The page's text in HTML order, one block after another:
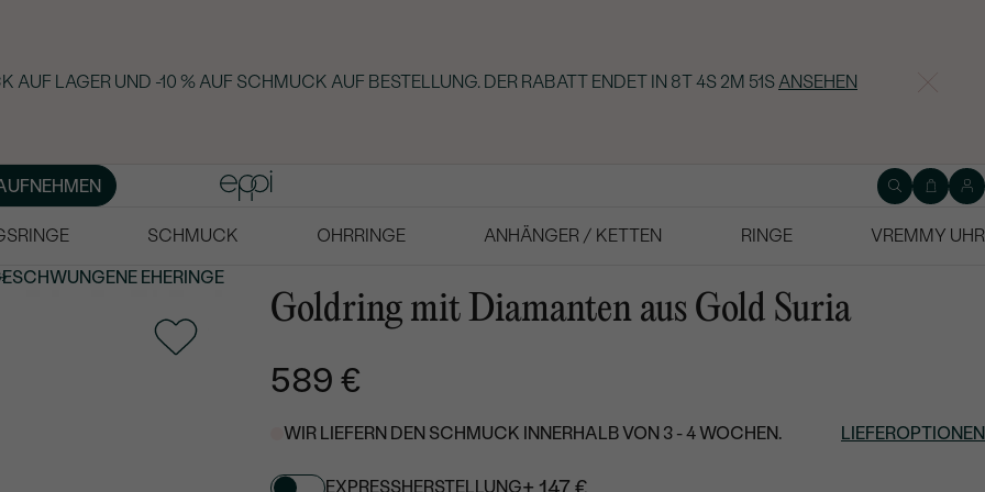
AUF LAGER UND -10 % AUF SCHMUCK AUF BESTELLUNG. DER RABATT ENDET IN 8T 4S 2M 50S ANSEHEN
SCHMUCK OHRRINGE ANHÄNGER / KETTEN RINGE
VREMMY UHR
EHERINGE
Goldring mit Diamanten aus Gold Suria
589 €
WIR LIEFERN DEN SCHMUCK INNERHALB VON 3 - 4 WOCHEN. LIEFEROPTIONEN
EXPRESSHERSTELLUNG